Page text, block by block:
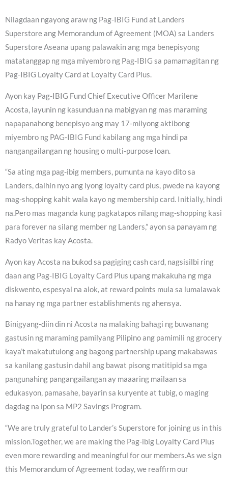
Nilagdaan ngayong araw ng Pag-IBIG Fund at Landers
Superstore ang Memorandum of Agreement (MOA) sa Landers
Superstore Aseana upang palawakin ang mga benepisyong
matatanggap ng mga miyembro ng Pag-IBIG sa pamamagitan ng
Pag-IBIG Loyalty Card at Loyalty Card Plus.
Ayon kay Pag-IBIG Fund Chief Executive Officer Marilene
Acosta, layunin ng kasunduan na mabigyan ng mas maraming
napapanahong benepisyo ang may 17-milyong aktibong
miyembro ng PAG-IBIG Fund kabilang ang mga hindi pa
nangangailangan ng housing o multi-purpose loan.
“Sa ating mga pag-ibig members, pumunta na kayo dito sa
Landers, dalhin nyo ang iyong loyalty card plus, pwede na kayong
mag-shopping kahit wala kayo ng membership card. Initially, hindi
na.Pero mas maganda kung pagkatapos nilang mag-shopping kasi
para forever na silang member ng Landers,” ayon sa panayam ng
Radyo Veritas kay Acosta.
Ayon kay Acosta na bukod sa pagiging cash card, nagsisilbi ring
daan ang Pag-IBIG Loyalty Card Plus upang makakuha ng mga
diskwento, espesyal na alok, at reward points mula sa lumalawak
na hanay ng mga partner establishments ng ahensya.
Binigyang-diin din ni Acosta na malaking bahagi ng buwanang
gastusin ng maraming pamilyang Pilipino ang pamimili ng grocery
kaya’t makatutulong ang bagong partnership upang makabawas
sa kanilang gastusin dahil ang bawat pisong matitipid sa mga
pangunahing pangangailangan ay maaaring mailaan sa
edukasyon, pamasahe, bayarin sa kuryente at tubig, o maging
dagdag na ipon sa MP2 Savings Program.
“We are truly grateful to Lander’s Superstore for joining us in this
mission.Together, we are making the Pag-ibig Loyalty Card Plus
even more rewarding and meaningful for our members.As we sign
this Memorandum of Agreement today, we reaffirm our